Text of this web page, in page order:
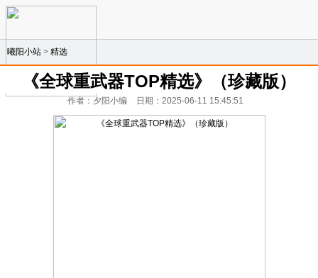
曦阳小站 > 精选
《全球重武器TOP精选》（珍藏版）
作者：夕阳小编 日期：2025-06-11 15:45:51